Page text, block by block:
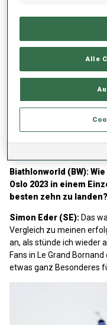
Wenige Stunden nach
bereitwillig Auskunft
Biathlonworld (BW):
Oslo 2023 in einem
besten zehn zu landen?
Simon Eder (SE): Das
Vergleich zu meinen
an, als stünde ich wieder
Fans in Le Grand
etwas ganz Besonderes
Alle